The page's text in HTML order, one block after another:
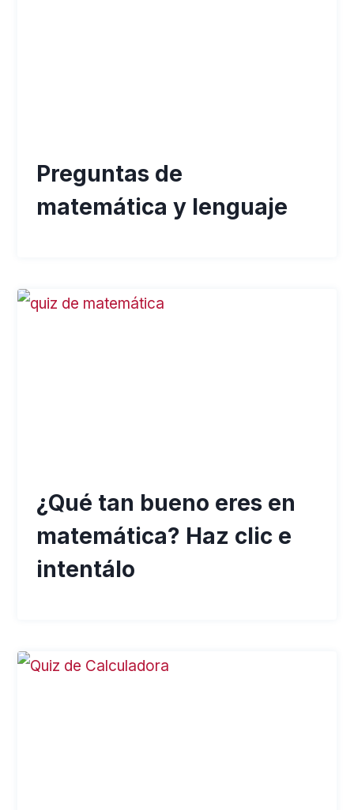
Preguntas de
matemática y lenguaje
¿Qué tan bueno eres en
matemática? Haz clic e
intentálo